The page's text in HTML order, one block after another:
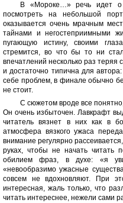
В «Мороке…» речь идет о
посмотреть на небольшой
оказывается очень мрачным
тайнами и негостеприимными
пугающую истину, своими
стремится, во что бы то ни
впечатлений несколько раз теряя
и достаточно типична для
себе проблем, в финале обычно
не стоит.
С сюжетом вроде все
Он очень избыточен. Лавкрафт
читатель вязнет в них как в
атмосфера вязкого ужаса
внимание регулярно
руках, чтобы не начать читать
обилием фраз, в духе: «я
«невообразимо ужасные
совсем не вдохновляют. При
интересная, жаль только, что
читать интереснее, нежели сами